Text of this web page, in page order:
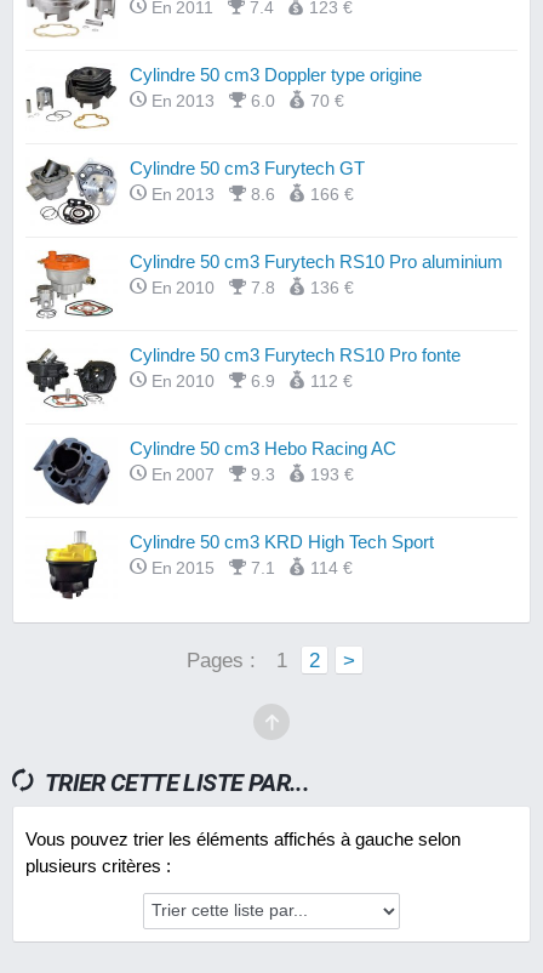
En 2011 7.4 123 €
Cylindre 50 cm3 Doppler type origine
En 2013 6.0 70 €
Cylindre 50 cm3 Furytech GT
En 2013 8.6 166 €
Cylindre 50 cm3 Furytech RS10 Pro aluminium
En 2010 7.8 136 €
Cylindre 50 cm3 Furytech RS10 Pro fonte
En 2010 6.9 112 €
Cylindre 50 cm3 Hebo Racing AC
En 2007 9.3 193 €
Cylindre 50 cm3 KRD High Tech Sport
En 2015 7.1 114 €
Pages : 1 2 >
TRIER CETTE LISTE PAR...
Vous pouvez trier les éléments affichés à gauche selon
plusieurs critères :